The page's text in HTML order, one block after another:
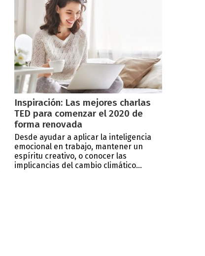
Inspiración: Las mejores charlas
TED para comenzar el 2020 de
forma renovada
Desde ayudar a aplicar la inteligencia
emocional en trabajo, mantener un
espíritu creativo, o conocer las
implicancias del cambio climático...